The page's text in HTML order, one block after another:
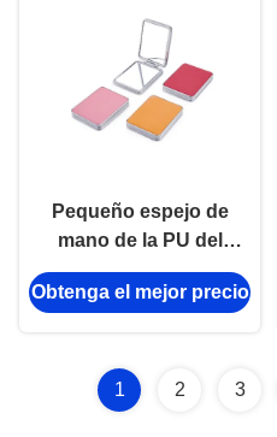
Pequeño espejo de
mano de la PU del
bolsillo del espejo 11m
m del rectángulo
Obtenga el mejor precio
1 2 3